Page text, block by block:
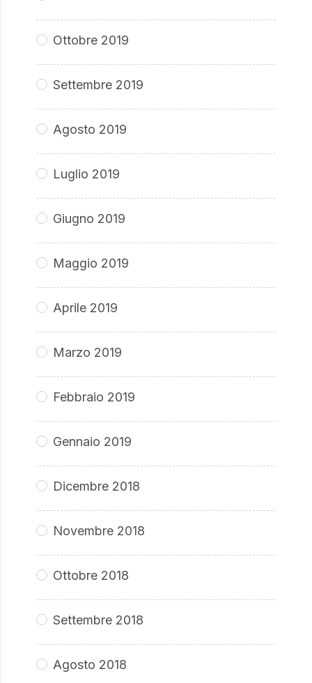
Ottobre 2019
Settembre 2019
Agosto 2019
Luglio 2019
Giugno 2019
Maggio 2019
Aprile 2019
Marzo 2019
Febbraio 2019
Gennaio 2019
Dicembre 2018
Novembre 2018
Ottobre 2018
Settembre 2018
Agosto 2018